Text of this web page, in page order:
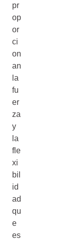
pr
op
or
ci
on
an
la
fu
er
za
y
la
fle
xi
bil
id
ad
qu
e
es